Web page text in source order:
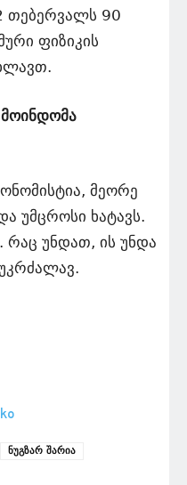
თებერვალს 90
ფიზიკის
მეორე
უმცროსი ხატავს.
რაც უნდათ, ის უნდა
ნუგზარ შარია